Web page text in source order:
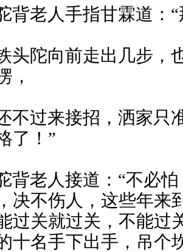
背老人手指甘霖道：“
头陀向前走出几步，
，
不过来接招，洒家只
了！”
背老人接道：“不必
决不伤人，这些年来
过关就过关，不能过
十名手下出手，吊